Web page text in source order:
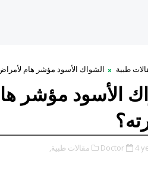
طبية الشواك الأسود مؤشر هام
الأسود مؤشر
Doctor 4 مقالات طبية,